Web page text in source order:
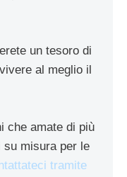
un tesoro di
al meglio il
che amate di più
misura per le
tramite